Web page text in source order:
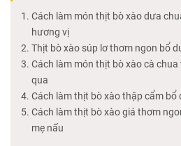
Cách làm món thịt bò xào dưa
hương vị
Thịt bò xào súp lơ thơm ngon bổ
Cách làm món thịt bò xào cà
qua
Cách làm thịt bò xào thập cẩm
Cách làm thịt bò xào giá thơm
mẹ nấu